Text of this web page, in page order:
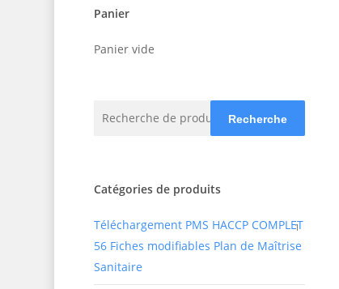
Panier
Panier vide
Recherche
Recherche
Catégories de produits
Téléchargement PMS HACCP COMPLET
56 Fiches modifiables Plan de Maîtrise
Sanitaire
1